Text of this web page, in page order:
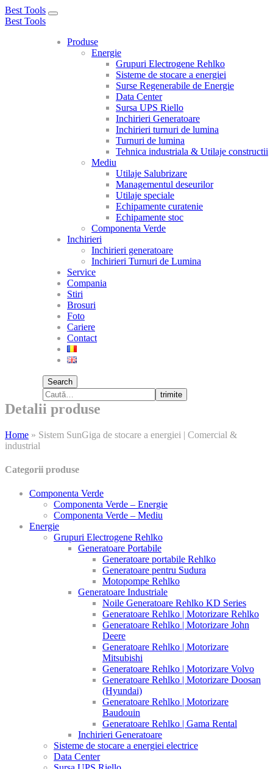
Best Tools
Toggle
Best Tools
Produse
Energie
Grupuri Electrogene Rehlko
Sisteme de stocare a energiei
Surse Regenerabile de Energie
Data Center
Sursa UPS Riello
Inchirieri Generatoare
Inchirieri turnuri de lumina
Turnuri de lumina
Tehnica industriala & Utilaje constructii
Mediu
Utilaje Salubrizare
Managementul deseurilor
Utilaje speciale
Echipamente curatenie
Echipamente stoc
Componenta Verde
Inchirieri
Inchirieri generatoare
Inchirieri Turnuri de Lumina
Service
Compania
Stiri
Brosuri
Foto
Cariere
Contact
Search
trimite
Detalii produse
Home » Sistem SunGiga de stocare a energiei | Comercial &
industrial
Categorii produse
Componenta Verde
Componenta Verde – Energie
Componenta Verde – Mediu
Energie
Grupuri Electrogene Rehlko
Generatoare Portabile
Generatoare portabile Rehlko
Generatoare pentru Sudura
Motopompe Rehlko
Generatoare Industriale
Noile Generatoare Rehlko KD Series
Generatoare Rehlko | Motorizare Rehlko
Generatoare Rehlko | Motorizare John
Deere
Generatoare Rehlko | Motorizare
Mitsubishi
Generatoare Rehlko | Motorizare Volvo
Generatoare Rehlko | Motorizare Doosan
(Hyundai)
Generatoare Rehlko | Motorizare
Baudouin
Generatoare Rehlko | Gama Rental
Inchirieri Generatoare
Sisteme de stocare a energiei electrice
Data Center